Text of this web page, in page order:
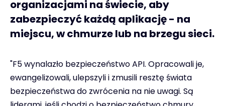
organizacjami na świecie, aby
zabezpieczyć każdą aplikację - na
miejscu, w chmurze lub na brzegu sieci.
"F5 wynalazło bezpieczeństwo API. Opracowali je,
ewangelizowali, ulepszyli i zmusili resztę świata
bezpieczeństwa do zwrócenia na nie uwagi. Są